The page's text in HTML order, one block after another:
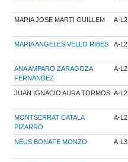
MARIA JOSE MARTI GUILLEM A-L2
MARIA ANGELES VELLO RIBES A-L2
ANA AMPARO ZARAGOZA
FERNANDEZ
A-L2
JUAN IGNACIO AURA TORMOS A-L2
MONTSERRAT CATALA
PIZARRO
A-L2
NEUS BONAFE MONZO A-L3